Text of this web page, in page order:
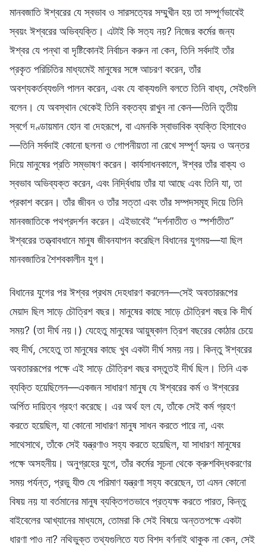
মানবজাতি ঈশ্বরের যে স্বভাব ও সারসত্যের সম্মুখীন হয় তা সম্পূর্ণভাবেই
স্বয়ং ঈশ্বরের অভিব্যক্তি। এটাই কি সত্য নয়? নিজের কর্মের জন্য
ঈশ্বর যে পন্থা বা দৃষ্টিকোনই নির্বাচন করুন না কেন, তিনি সর্বদাই তাঁর
প্রকৃত পরিচিতির মাধ্যমেই মানুষের সঙ্গে আচরণ করেন, তাঁর
অবশ্যকর্তব্যগুলি পালন করেন, এবং যে বাক্যগুলি বলতে তিনি বাধ্য, সেইগুলি
বলেন। যে অবস্থান থেকেই তিনি বক্তব্য রাখুন না কেন—তিনি তৃতীয়
স্বর্গে দণ্ডায়মান হোন বা দেহরূপে, বা এমনকি স্বাভাবিক ব্যক্তি হিসাবেও
—তিনি সর্বদাই কোনো ছলনা ও গোপনীয়তা না রেখে সম্পূর্ণ হৃদয় ও অন্তর
দিয়ে মানুষের প্রতি সম্ভাষণ করেন। কার্যসাধনকালে, ঈশ্বর তাঁর বাক্য ও
স্বভাব অভিব্যক্ত করেন, এবং নির্দ্বিধায় তাঁর যা আছে এবং তিনি যা, তা
প্রকাশ করেন। তাঁর জীবন ও তাঁর সত্তা এবং তাঁর সম্পদসমূহ দিয়ে তিনি
মানবজাতিকে পথপ্রদর্শন করেন। এইভাবেই “দর্শনাতীত ও স্পর্শাতীত”
ঈশ্বরের তত্ত্বাবধানে মানুষ জীবনযাপন করেছিল বিধানের যুগময়—যা ছিল
মানবজাতির শৈশবকালীন যুগ।
বিধানের যুগের পর ঈশ্বর প্রথম দেহধারণ করলেন—সেই অবতাররূপের
মেয়াদ ছিল সাড়ে চৌত্রিশ বছর। মানুষের কাছে সাড়ে চৌত্রিশ বছর কি দীর্ঘ
সময়? (তা দীর্ঘ নয়।) যেহেতু মানুষের আয়ুষ্কাল ত্রিশ বছরের কোঠার চেয়ে
বহু দীর্ঘ, সেহেতু তা মানুষের কাছে খুব একটা দীর্ঘ সময় নয়। কিন্তু ঈশ্বরের
অবতাররূপের পক্ষে এই সাড়ে চৌত্রিশ বছর বস্তুতই দীর্ঘ ছিল। তিনি এক
ব্যক্তি হয়েছিলেন—একজন সাধারণ মানুষ যে ঈশ্বরের কর্ম ও ঈশ্বরের
অর্পিত দায়িত্ব গ্রহণ করেছে। এর অর্থ হল যে, তাঁকে সেই কর্ম গ্রহণ
করতে হয়েছিল, যা কোনো সাধারণ মানুষ সাধন করতে পারে না, এবং
সাথেসাথে, তাঁকে সেই যন্ত্রণাও সহ্য করতে হয়েছিল, যা সাধারণ মানুষের
পক্ষে অসহনীয়। অনুগ্রহের যুগে, তাঁর কর্মের সূচনা থেকে ক্রুশবিদ্ধকরণের
সময় পর্যন্ত, প্রভু যীশু যে পরিমাণ যন্ত্রণা সহ্য করেছেন, তা এমন কোনো
বিষয় নয় যা বর্তমানের মানুষ ব্যক্তিগতভাবে প্রত্যক্ষ করতে পারত, কিন্তু
বাইবেলের আখ্যানের মাধ্যমে, তোমরা কি সেই বিষয়ে অন্ততপক্ষে একটা
ধারণা পাও না? নথিভুক্ত তথ্যগুলিতে যত বিশদ বর্ণনাই থাকুক না কেন, সেই